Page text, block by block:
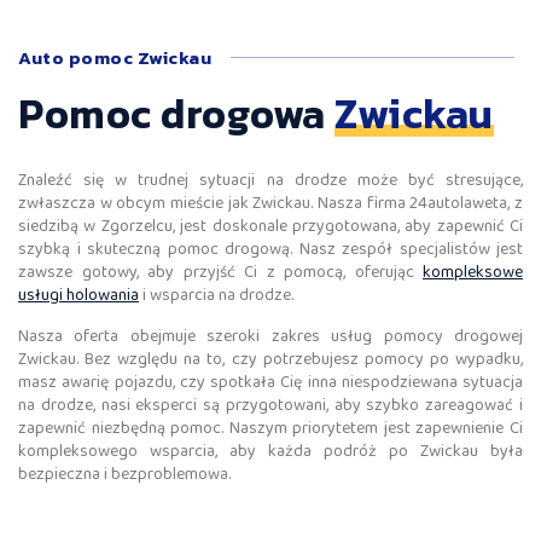
Auto pomoc Zwickau
Pomoc drogowaZwickau
Znaleźć się w trudnej sytuacji na drodze może być stresujące,
zwłaszcza w obcym mieście jak Zwickau. Nasza firma 24autolaweta, z
siedzibą w Zgorzelcu, jest doskonale przygotowana, aby zapewnić Ci
szybką i skuteczną pomoc drogową. Nasz zespół specjalistów jest
zawsze gotowy, aby przyjść Ci z pomocą, oferując kompleksowe
usługi holowania i wsparcia na drodze.
Nasza oferta obejmuje szeroki zakres usług pomocy drogowej
Zwickau. Bez względu na to, czy potrzebujesz pomocy po wypadku,
masz awarię pojazdu, czy spotkała Cię inna niespodziewana sytuacja
na drodze, nasi eksperci są przygotowani, aby szybko zareagować i
zapewnić niezbędną pomoc. Naszym priorytetem jest zapewnienie Ci
kompleksowego wsparcia, aby każda podróż po Zwickau była
bezpieczna i bezproblemowa.